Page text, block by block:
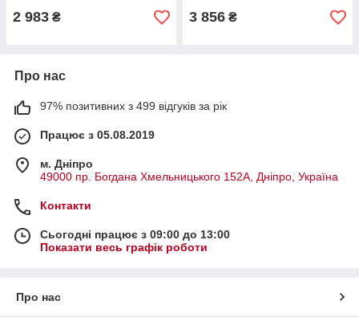
2 983 ₴ 3 856 ₴
Про нас
97% позитивних з 499 відгуків за рік
Працює з 05.08.2019
м. Дніпро
49000 пр. Богдана Хмельницького 152А, Дніпро, Україна
Контакти
Сьогодні працює з 09:00 до 13:00
Показати весь графік роботи
Про нас